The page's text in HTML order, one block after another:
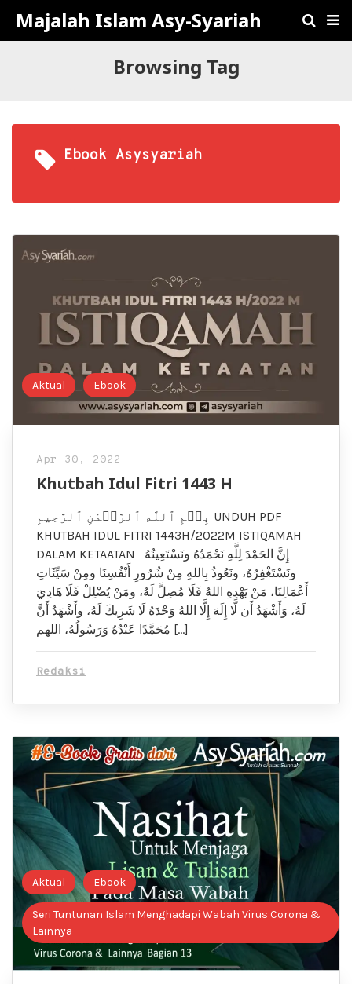
Majalah Islam Asy-Syariah
Browsing Tag
Ebook Asysyariah
Aktual Ebook
Apr 30, 2022
Khutbah Idul Fitri 1443 H
بِسۡمِ ٱللَّهِ ٱلرَّحۡمَٰنِ ٱلرَّحِيمِ UNDUH PDF
KHUTBAH IDUL FITRI 1443H/2022M ISTIQAMAH
DALAM KETAATAN إِنَّ الحَمْدَ لِلَّهِ نَحْمَدُهُ ونَسْتَعِينُهُ
ونَسْتَغْفِرُهُ، ونَعُوذُ بِاللهِ مِنْ شُرُورِ أَنْفُسِنَا ومِنْ سَيِّئَاتِ
أَعْمَالِنَا، مَنْ يَهْدِهِ اللهُ فَلَا مُضِلَّ لَهُ، ومَنْ يُضْلِلْ فَلَا هَادِيَ
لَهُ، وَأَشْهَدُ أَن لَّا إِلَهَ إِلَّا اللهُ وَحْدَهُ لَا شَرِيكَ لَهُ، وأَشْهَدُ أَنَّ
مُحَمَّدًا عَبْدُهُ وَرَسُولُهُ، اللهم […]
Redaksi
Aktual Ebook
Seri Tuntunan Islam Menghadapi Wabah Virus Corona &
Lainnya